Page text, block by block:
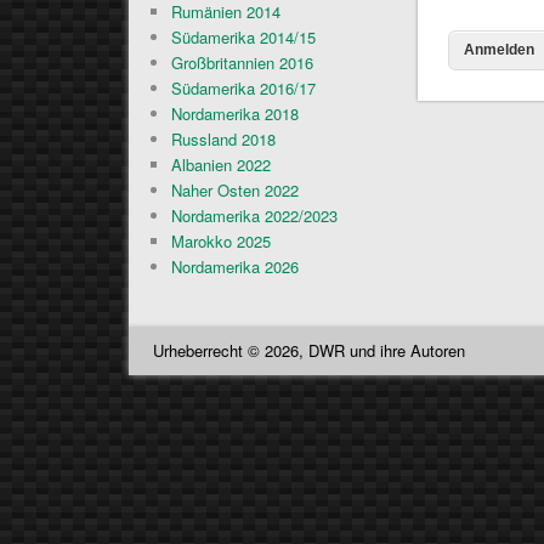
Rumänien 2014
Südamerika 2014/15
Großbritannien 2016
Südamerika 2016/17
Nordamerika 2018
Russland 2018
Albanien 2022
Naher Osten 2022
Nordamerika 2022/2023
Marokko 2025
Nordamerika 2026
Urheberrecht © 2026, DWR und ihre Autoren